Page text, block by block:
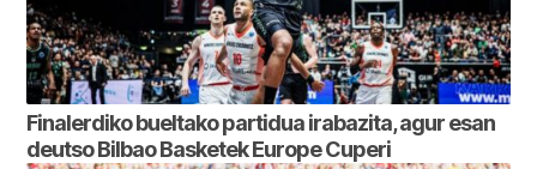
Finalerdiko bueltako partidua irabazita, agur esan
deutso Bilbao Basketek Europe Cuperi